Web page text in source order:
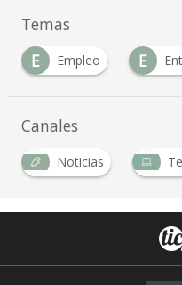
Temas
E
Empleo E
Canales
Noticias